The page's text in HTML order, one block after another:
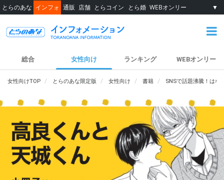
とらのあな インフォ 通販 店舗 とらコイン とら婚 WEBオンリー ▼
総合 女性向け ランキング WEBオンリー
女性向けTOP とらのあな限定版 女性向け 書籍 SNSで話題沸騰！はな